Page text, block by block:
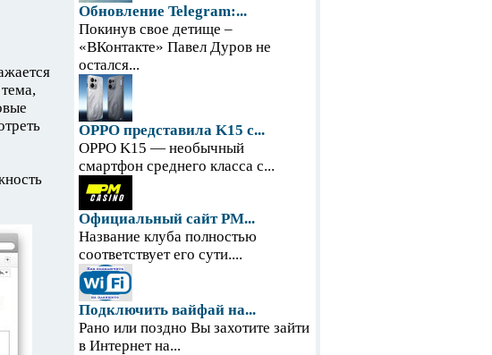
Обновление Telegram:...
Покинув свое детище –
«ВКонтакте» Павел Дуров не
остался...
OPPO представила K15 с...
OPPO K15 — необычный
смартфон среднего класса с...
Официальный сайт PM...
Название клуба полностью
соответствует его сути....
Подключить вайфай на...
Рано или поздно Вы захотите зайти
в Интернет на...